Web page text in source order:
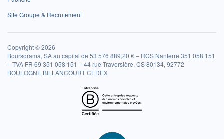
Site Groupe & Recrutement
Copyright © 2026
Boursorama, SA au capital de 53 576 889,20 € – RCS Nanterre 351 058 151
– TVA FR 69 351 058 151 – 44 rue Traversière, CS 80134, 92772
BOULOGNE BILLANCOURT CEDEX